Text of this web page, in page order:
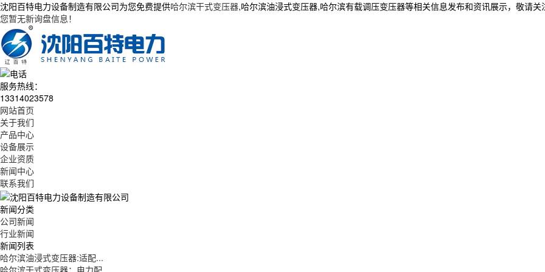
沈阳百特电力设备制造有限公司为您免费提供哈尔滨干式变压器,哈尔滨油浸式变压器,哈尔滨有载调压变压器等相关信息发布和资讯展示，敬请关
您暂无新询盘信息！
服务热线：
13314023578
网站首页
关于我们
产品中心
设备展示
企业资质
新闻中心
联系我们
新闻分类
公司新闻
行业新闻
新闻列表
哈尔滨油浸式变压器:适配...
哈尔滨干式变压器：电力配...